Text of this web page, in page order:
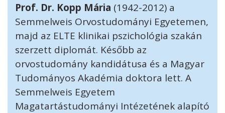
Prof. Dr. Kopp Mária (1942-2012) a
Semmelweis Orvostudományi Egyetemen,
majd az ELTE klinikai pszichológia szakán
szerzett diplomát. Később az
orvostudomány kandidátusa és a Magyar
Tudományos Akadémia doktora lett. A
Semmelweis Egyetem
Magatartástudományi Intézetének alapító